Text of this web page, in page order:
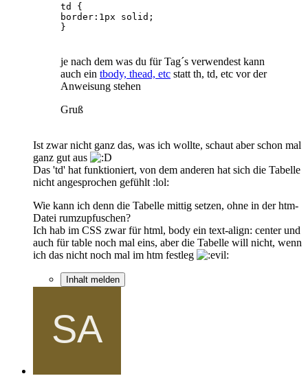
}
je nach dem was du für Tag´s verwendest kann
auch ein tbody, thead, etc statt th, td, etc vor der
Anweisung stehen
Gruß
Ist zwar nicht ganz das, was ich wollte, schaut aber schon mal
ganz gut aus
Das 'td' hat funktioniert, von dem anderen hat sich die Tabelle
nicht angesprochen gefühlt :lol:
Wie kann ich denn die Tabelle mittig setzen, ohne in der htm-
Datei rumzupfuschen?
Ich hab im CSS zwar für html, body ein text-align: center und
auch für table noch mal eins, aber die Tabelle will nicht, wenn
ich das nicht noch mal im htm festleg
Inhalt melden